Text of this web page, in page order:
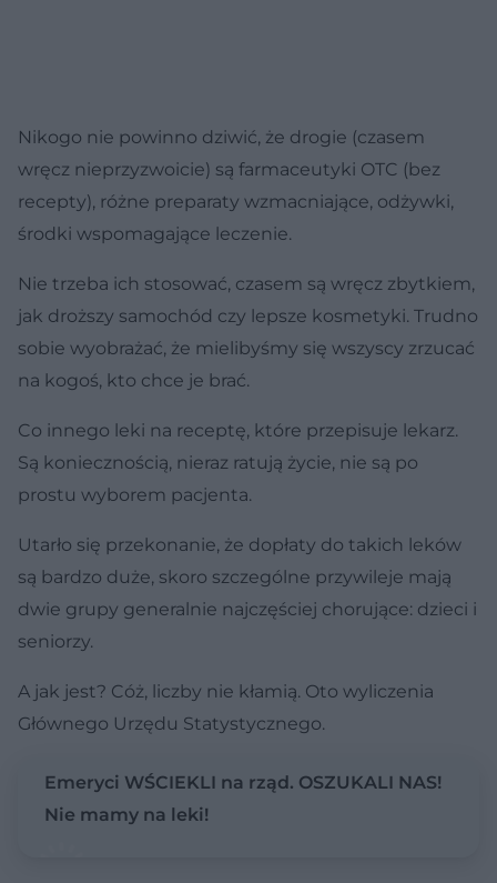
Nikogo nie powinno dziwić, że drogie (czasem
wręcz nieprzyzwoicie) są farmaceutyki OTC (bez
recepty), różne preparaty wzmacniające, odżywki,
środki wspomagające leczenie.
Nie trzeba ich stosować, czasem są wręcz zbytkiem,
jak droższy samochód czy lepsze kosmetyki. Trudno
sobie wyobrażać, że mielibyśmy się wszyscy zrzucać
na kogoś, kto chce je brać.
Co innego leki na receptę, które przepisuje lekarz.
Są koniecznością, nieraz ratują życie, nie są po
prostu wyborem pacjenta.
Utarło się przekonanie, że dopłaty do takich leków
są bardzo duże, skoro szczególne przywileje mają
dwie grupy generalnie najczęściej chorujące: dzieci i
seniorzy.
A jak jest? Cóż, liczby nie kłamią. Oto wyliczenia
Głównego Urzędu Statystycznego.
Emeryci WŚCIEKLI na rząd. OSZUKALI NAS!
Nie mamy na leki!